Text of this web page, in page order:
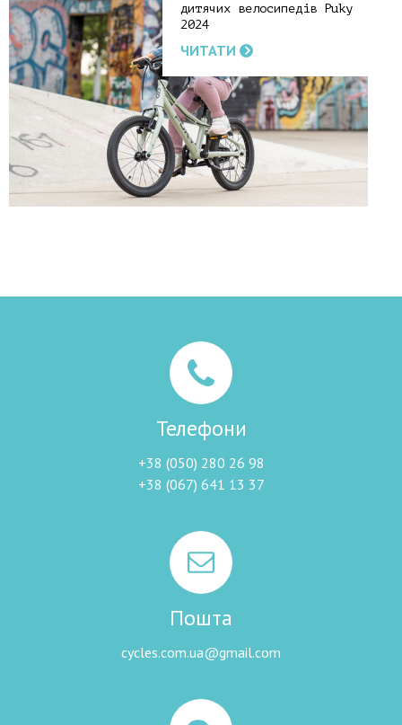
дитячих велосипедів Puky
2024
ЧИТАТИ
Телефони
+38 (050) 280 26 98
+38 (067) 641 13 37
Пошта
cycles.com.ua@gmail.com